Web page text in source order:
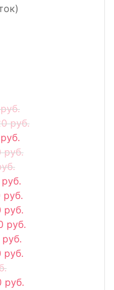
руб.
руб.
руб.
руб.
руб.
руб.
руб.
руб.